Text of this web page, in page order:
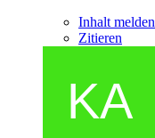
Inhalt melden
Zitieren